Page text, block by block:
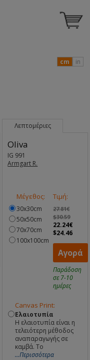
cm in
Λεπτομέριες
Oliva
IG 991
Armgart R.
Μέγεθος:
30x30cm
50x50cm
70x70cm
100x100cm
Τιμή:
27.81€
$30.59
22.24€
$24.46
Αγορά
Παράδοση
σε 7-10
ημέρες
Canvas Print:
Ελαιοτυπία
Η ελαιοτυπία είναι η
τελειότερη μέθοδος
αναπαραγωγής σε
καμβά. Το
...Περισσότερα